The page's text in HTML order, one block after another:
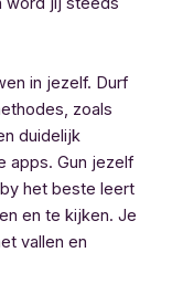
in jezelf. Durf
zoals
duidelijk
apps. Gun jezelf
het beste leert
en te kijken. Je
vallen en